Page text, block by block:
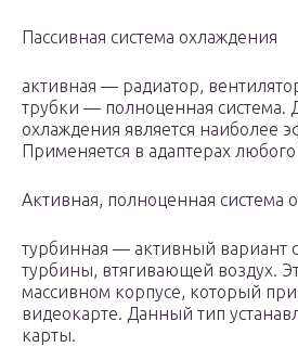
Пассивная система охлаждения
активная — радиатор,
трубки — полноценная система.
охлаждения является наиболее
Применяется в адаптерах
Активная, полноценная система
турбинная — активный вариант
турбины, втягивающей воздух.
массивном корпусе, который
видеокарте. Данный тип
карты.